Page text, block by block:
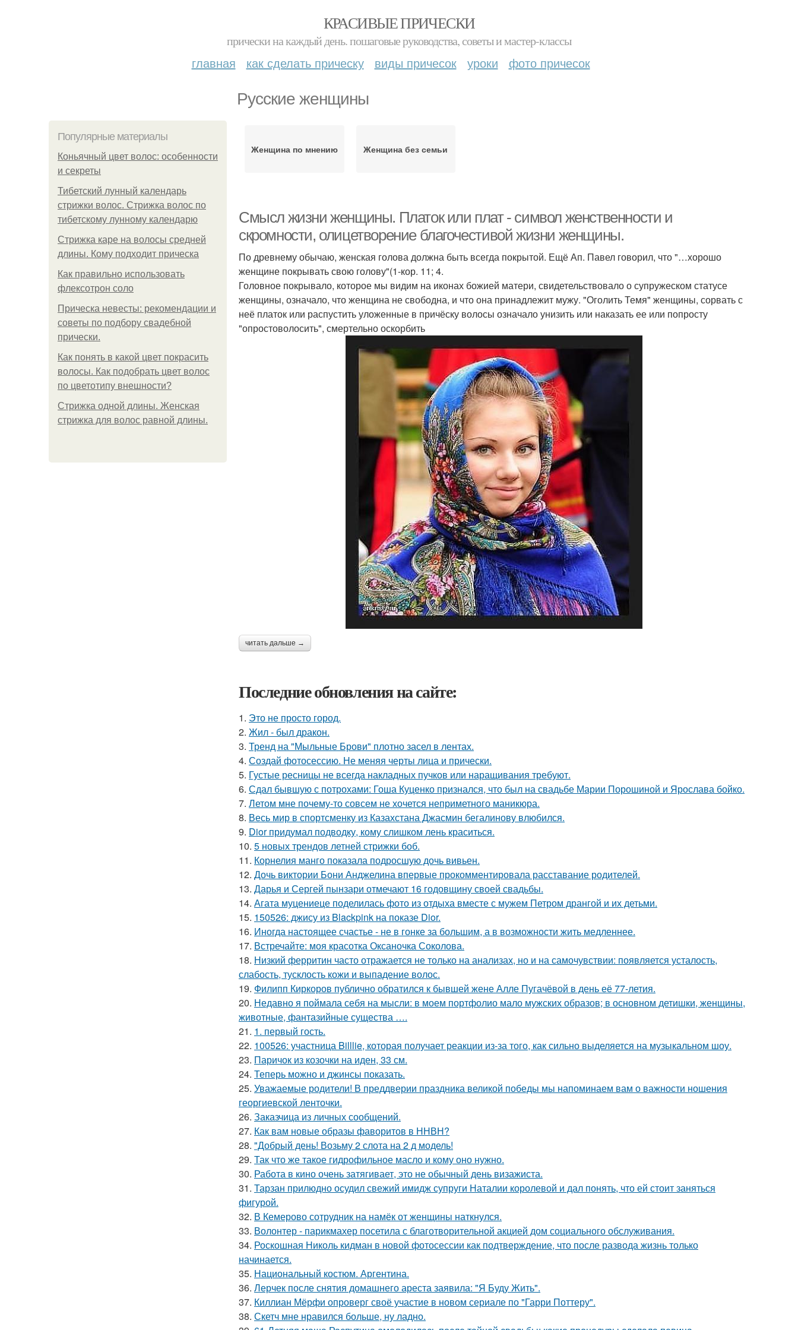
КРАСИВЫЕ ПРИЧЕСКИ
прически на каждый день. пошаговые руководства, советы и мастер-классы
главная как сделать прическу виды причесок уроки фото причесок
Русские женщины
Популярные материалы
Коньячный цвет волос: особенности
и секреты
Тибетский лунный календарь
стрижки волос. Стрижка волос по
тибетскому лунному календарю
Стрижка каре на волосы средней
длины. Кому подходит прическа
Как правильно использовать
флексотрон соло
Прическа невесты: рекомендации и
советы по подбору свадебной
прически.
Как понять в какой цвет покрасить
волосы. Как подобрать цвет волос
по цветотипу внешности?
Стрижка одной длины. Женская
стрижка для волос равной длины.
Женщина по мнению Женщина без семьи
Смысл жизни женщины. Платок или плат - символ женственности и
скромности, олицетворение благочестивой жизни женщины.
По древнему обычаю, женская голова должна быть всегда покрытой. Ещё Ап. Павел говорил, что "…хорошо
женщине покрывать свою голову"(1-кор. 11; 4.
Головное покрывало, которое мы видим на иконах божией матери, свидетельствовало о супружеском статусе
женщины, означало, что женщина не свободна, и что она принадлежит мужу. "Оголить Темя" женщины, сорвать с
неё платок или распустить уложенные в причёску волосы означало унизить или наказать ее или попросту
"опростоволосить", смертельно оскорбить
читать дальше →
Последние обновления на сайте:
1. Это не просто город.
2. Жил - был дракон.
3. Тренд на "Мыльные Брови" плотно засел в лентах.
4. Создай фотосессию. Не меняя черты лица и прически.
5. Густые ресницы не всегда накладных пучков или наращивания требуют.
6. Сдал бывшую с потрохами: Гоша Куценко признался, что был на свадьбе Марии Порошиной и Ярослава бойко.
7. Летом мне почему-то совсем не хочется неприметного маникюра.
8. Весь мир в спортсменку из Казахстана Джасмин бегалинову влюбился.
9. Dior придумал подводку, кому слишком лень краситься.
10. 5 новых трендов летней стрижки боб.
11. Корнелия манго показала подросшую дочь вивьен.
12. Дочь виктории Бони Анджелина впервые прокомментировала расставание родителей.
13. Дарья и Сергей пынзари отмечают 16 годовщину своей свадьбы.
14. Агата муцениеце поделилась фото из отдыха вместе с мужем Петром дрангой и их детьми.
15. 150526: джису из Blackpink на показе Dior.
16. Иногда настоящее счастье - не в гонке за большим, а в возможности жить медленнее.
17. Встречайте: моя красотка Оксаночка Соколова.
18. Низкий ферритин часто отражается не только на анализах, но и на самочувствии: появляется усталость,
слабость, тусклость кожи и выпадение волос.
19. Филипп Киркоров публично обратился к бывшей жене Алле Пугачёвой в день её 77-летия.
20. Недавно я поймала себя на мысли: в моем портфолио мало мужских образов; в основном детишки, женщины,
животные, фантазийные существа ….
21. 1. первый гость.
22. 100526: участница Billlie, которая получает реакции из-за того, как сильно выделяется на музыкальном шоу.
23. Паричок из козочки на иден, 33 см.
24. Теперь можно и джинсы показать.
25. Уважаемые родители! В преддверии праздника великой победы мы напоминаем вам о важности ношения
георгиевской ленточки.
26. Заказчица из личных сообщений.
27. Как вам новые образы фаворитов в ННВН?
28. "Добрый день! Возьму 2 слота на 2 д модель!
29. Так что же такое гидрофильное масло и кому оно нужно.
30. Работа в кино очень затягивает, это не обычный день визажиста.
31. Тарзан прилюдно осудил свежий имидж супруги Наталии королевой и дал понять, что ей стоит заняться
фигурой.
32. В Кемерово сотрудник на намёк от женщины наткнулся.
33. Волонтер - парикмахер посетила с благотворительной акцией дом социального обслуживания.
34. Роскошная Николь кидман в новой фотосессии как подтверждение, что после развода жизнь только
начинается.
35. Национальный костюм. Аргентина.
36. Лерчек после снятия домашнего ареста заявила: "Я Буду Жить".
37. Киллиан Мёрфи опроверг своё участие в новом сериале по "Гарри Поттеру".
38. Скетч мне нравился больше, ну ладно.